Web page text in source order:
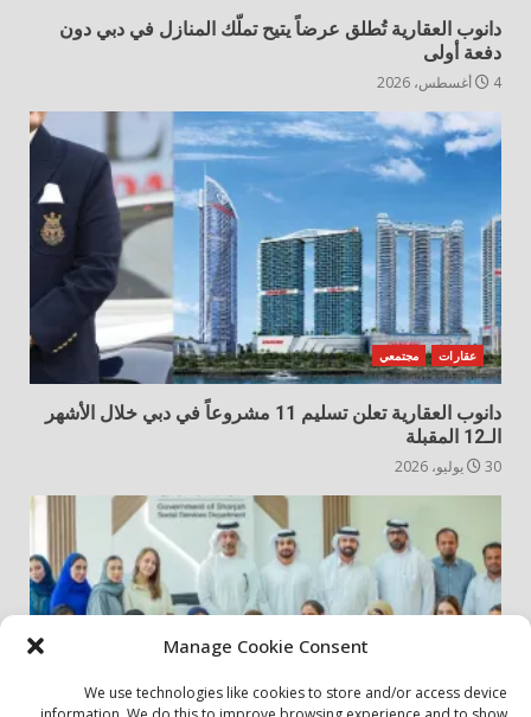
Manage Cookie Consent
We use technologies like cookies to store and/or access device
دانوب العقارية تُطلق عرضاً يتيح تملّك المنازل في دبي دون
دفعة أولى
4 أغسطس، 2026
عقارات مجتمعي
دانوب العقارية تعلن تسليم 11 مشروعاً في دبي خلال الأشهر
الـ12 المقبلة
30 يوليو، 2026